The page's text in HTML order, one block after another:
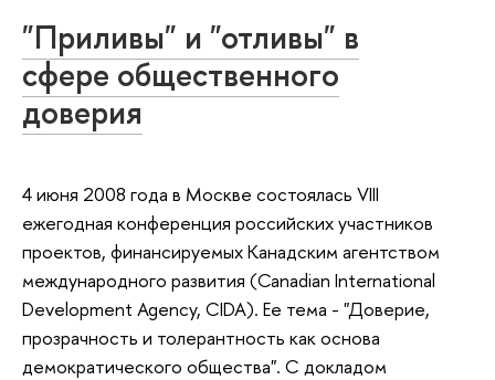
"Приливы" и "отливы" в
сфере общественного
доверия
4 июня 2008 года в Москве состоялась VIII
ежегодная конференция российских участников
проектов, финансируемых Канадским агентством
международного развития (Canadian International
Development Agency, CIDA). Ее тема - "Доверие,
прозрачность и толерантность как основа
демократического общества". С докладом